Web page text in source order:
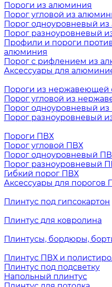
Пороги из алюминия
Порог угловой из
Порог одноуровневый
Порог разноуровневый
Профили и пороги
алюминия
Порог с рифлением из
Аксессуары для
Пороги из нержавеющей
Порог угловой из
Порог одноуровневый
Порог разноуровневый
Пороги ПВХ
Порог угловой ПВХ
Порог одноуровневый
Порог разноуровневый
Гибкий порог ПВХ
Аксессуары для порогов
Плинтус под гипсокартон
Плинтус для ковролина
Плинтусы, бордюры,
Плинтус ПВХ и
Плинтус под подсветку
Напольный плинтус